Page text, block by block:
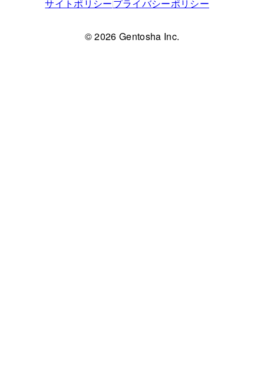
サイトポリシープライバシーポリシー
© 2026 Gentosha Inc.